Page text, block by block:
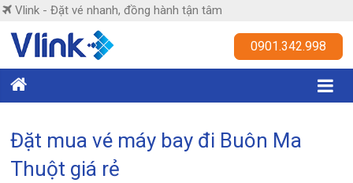
Skip
content
Vlink - Đặt vé nhanh, đồng hành tận tâm
Vlink
nhanh,
đồng
hành
0901.342.998
Đặt mua vé máy bay đi Buôn Ma
Thuột giá rẻ